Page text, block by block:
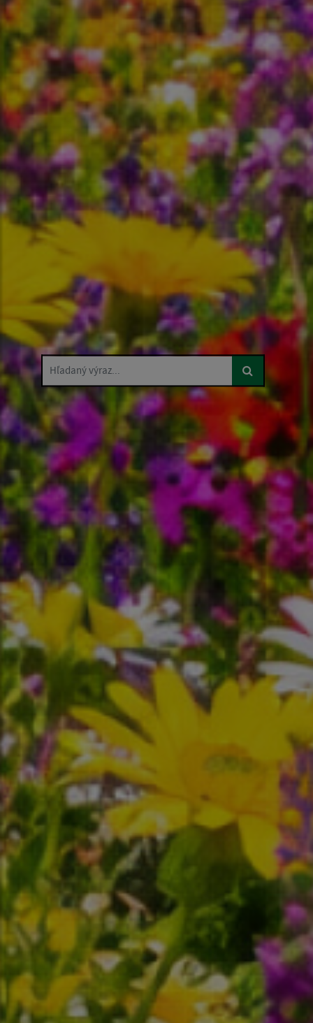
Hľadaný výraz...